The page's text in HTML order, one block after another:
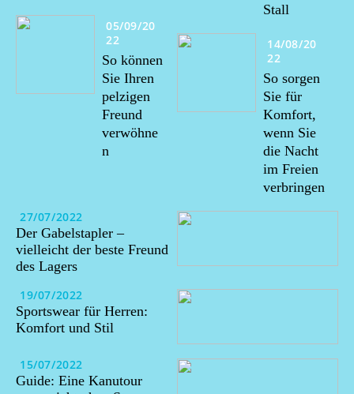
05/09/20
22
So können
Sie Ihren
pelzigen
Freund
verwöhne
n
Stall
14/08/20
22
So sorgen
Sie für
Komfort,
wenn Sie
die Nacht
im Freien
verbringen
27/07/2022
Der Gabelstapler –
vielleicht der beste Freund
des Lagers
19/07/2022
Sportswear für Herren:
Komfort und Stil
15/07/2022
Guide: Eine Kanutour